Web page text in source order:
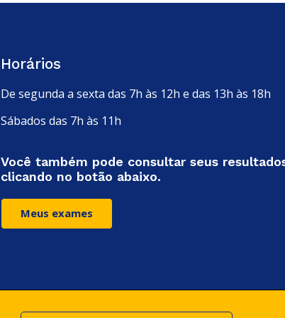
Horários
De segunda a sexta das 7h às 12h e das 13h às 18h
Sábados das 7h às 11h
Você também pode consultar seus
clicando no botão abaixo.
Meus exames